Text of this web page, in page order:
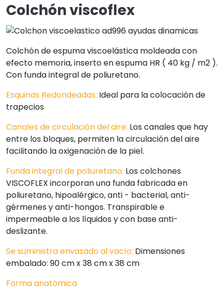
Colchón viscoflex
Colchón de espuma viscoelástica moldeada con
efecto memoria, inserto en espuma HR ( 40 kg / m2 ).
Con funda integral de poliuretano.
Esquinas Redondeadas: Ideal para la colocación de
trapecios
Canales de circulación del aire: Los canales que hay
entre los bloques, permiten la circulación del aire
facilitando la oxigenación de la piel.
Funda integral de poliuretano: Los colchones
VISCOFLEX incorporan una funda fabricada en
poliuretano, hipoalérgico, anti - bacterial, anti-
gérmenes y anti-hongos. Transpirable e
impermeable a los líquidos y con base anti-
deslizante.
Se suministra envasado al vacío: Dimensiones
embalado: 90 cm x 38 cm x 38 cm
Forma anatómica